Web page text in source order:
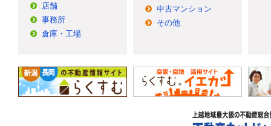
店舗
事務所
倉庫・工場
中古マンション
その他